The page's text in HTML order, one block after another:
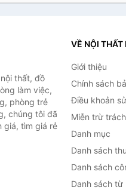
thất, đồ
làm việc,
phòng trẻ
chúng tôi đã
giá, tìm giá rẻ
VỀ NỘI THẤT
Giới thiệu
Chính sách
Điều khoản
Miễn trừ
Danh mục
Danh sách
Danh sách
Danh sách từ